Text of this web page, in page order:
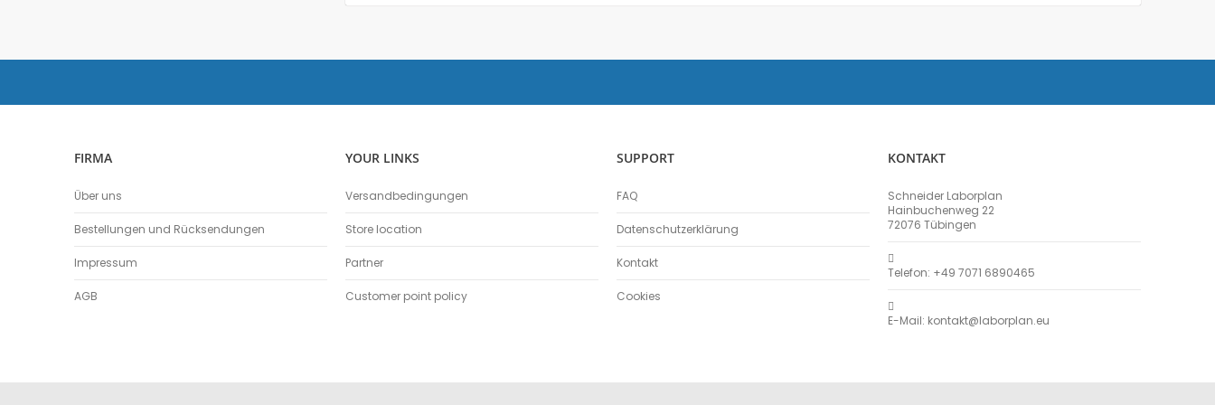
Elektrofeldmeter
Geiger-Müller-Zähler
FIRMA
Über uns
Bestellungen und Rücksendungen
Impressum
AGB
YOUR LINKS
Versandbedingungen
Store location
Partner
Customer point policy
SUPPORT
FAQ
Datenschutzerklärung
Kontakt
Cookies
KONTAKT
Schneider Laborplan
Hainbuchenweg 22
72076 Tübingen
Telefon: +49 7071 6890465
E-Mail: kontakt@laborplan.eu